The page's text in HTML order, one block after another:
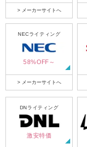
> メーカーサイトへ
NECライティング
58%OFF～
> メーカーサイトへ
DNライティング
激安特価